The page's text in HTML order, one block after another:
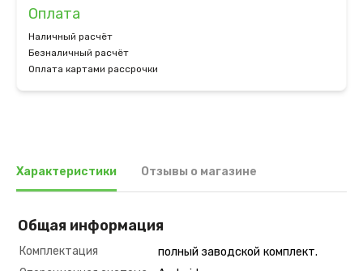
Оплата
Наличный расчёт
Безналичный расчёт
Оплата картами рассрочки
Характеристики Отзывы о магазине
Общая информация
Комплектация
полный заводской комплект.